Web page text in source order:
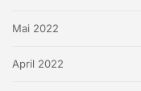
Mai 2022
April 2022